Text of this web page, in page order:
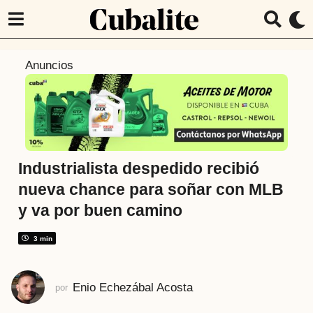
t
á
s
2
ñ
o
s
Anuncios
Industrialista despedido recibió
nueva chance para soñar con MLB
y va por buen camino
3 min
por Enio Echezábal Acosta